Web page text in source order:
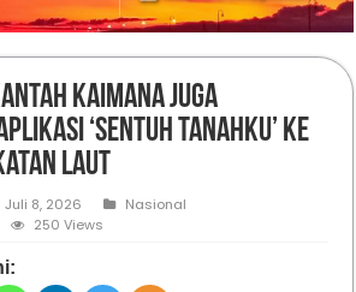
Kaimana Juga
‘Sentuh Tanahku’ ke
Laut
Juli 8, 2026
Nasional
250 Views